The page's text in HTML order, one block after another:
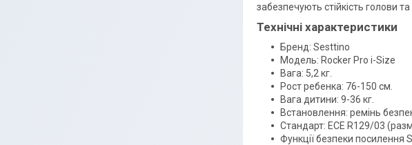
забезпечують стійкість голови
Технічні характеристики
Бренд: Sesttino
Модель: Rocker Pro i-Size
Вага: 5,2 кг.
Рост ребенка: 76-150 см.
Вага дитини: 9-36 кг.
Встановлення: ремінь
Стандарт: ECE R129/03
Функції безпеки посилення